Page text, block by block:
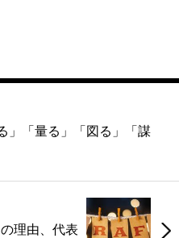
」「量る」「図る」「謀
理由、代表